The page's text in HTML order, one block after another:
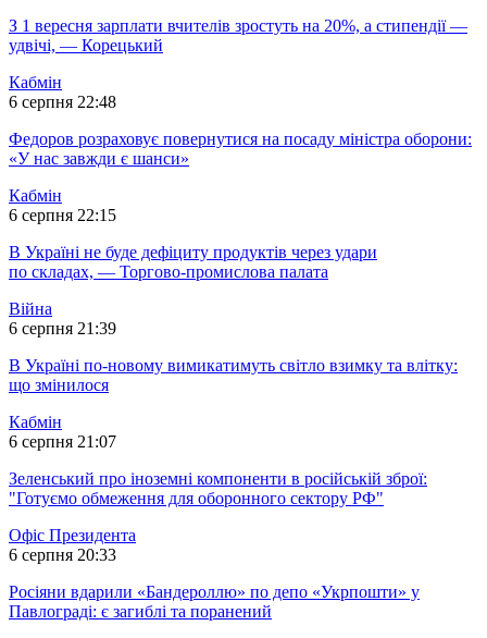
З 1 вересня зарплати вчителів зростуть на 20%, а стипендії —
удвічі, — Корецький
Кабмін
6 серпня 22:48
Федоров розраховує повернутися на посаду міністра оборони:
«У нас завжди є шанси»
Кабмін
6 серпня 22:15
В Україні не буде дефіциту продуктів через удари
по складах, — Торгово-промислова палата
Війна
6 серпня 21:39
В Україні по-новому вимикатимуть світло взимку та влітку:
що змінилося
Кабмін
6 серпня 21:07
Зеленський про іноземні компоненти в російській зброї:
"Готуємо обмеження для оборонного сектору РФ"
Офіс Президента
6 серпня 20:33
Росіяни вдарили «Бандероллю» по депо «Укрпошти» у
Павлограді: є загиблі та поранений